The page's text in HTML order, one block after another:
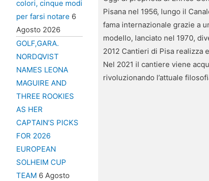
colori, cinque modi
per farsi notare 6
Agosto 2026
GOLF,GARA.
NORDQVIST
NAMES LEONA
MAGUIRE AND
THREE ROOKIES
AS HER
CAPTAIN’S PICKS
FOR 2026
EUROPEAN
SOLHEIM CUP
TEAM 6 Agosto
Pisana nel 1956, lungo il
fama internazionale grazie a
modello, lanciato nel 1970,
2012 Cantieri di Pisa realizza
Nel 2021 il cantiere viene
rivoluzionando l’attuale